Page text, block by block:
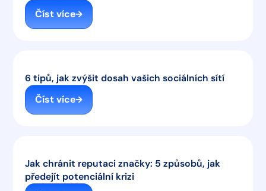
Číst více
6 tipů, jak zvýšit dosah vašich sociálních sítí
Číst více
Jak chránit reputaci značky: 5 způsobů, jak
předejít potenciální krizi